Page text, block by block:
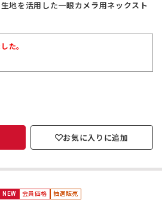
地を活用した一眼カメラ用ネックスト
た。
お気に入りに追加
NEW 会員価格 抽選販売